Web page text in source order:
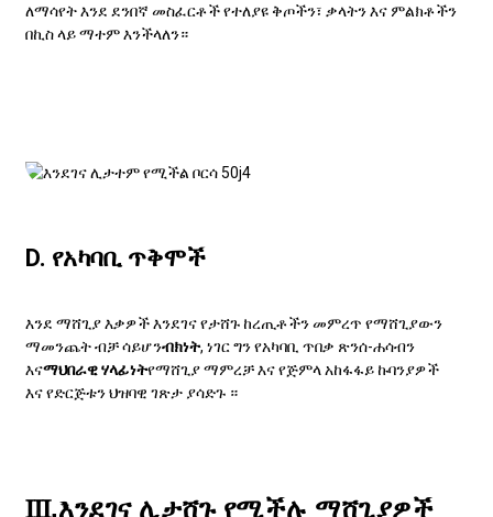
ለማሳየት እንደ ደንበኛ መስፈርቶች የተለያዩ ቅጦችን፣ ቃላትን እና ምልክቶችን
በኪስ ላይ ማተም እንችላለን።
D. የአካባቢ ጥቅሞች
እንደ ማሸጊያ እቃዎች እንደገና የታሸጉ ከረጢቶችን መምረጥ የማሸጊያውን
ማመንጨት ብቻ ሳይሆንብክነት, ነገር ግን የአካባቢ ጥበቃ ጽንሰ-ሐሳብን
እናማህበራዊ ሃላፊነትየማሸጊያ ማምረቻ እና የጅምላ አከፋፋይ ኩባንያዎች
እና የድርጅቱን ህዝባዊ ገጽታ ያሳድጉ ።
Ⅲ.እንደገና ሊታሸጉ የሚችሉ ማሸጊያዎች